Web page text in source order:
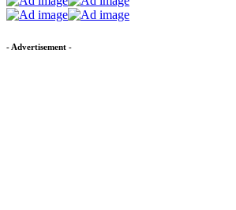
- Advertisement -